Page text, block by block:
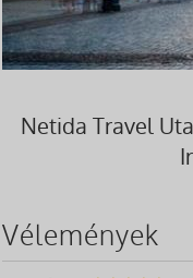
Netida Travel
Vélemények